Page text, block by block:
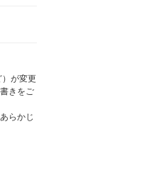
が変更
きをご
らかじ